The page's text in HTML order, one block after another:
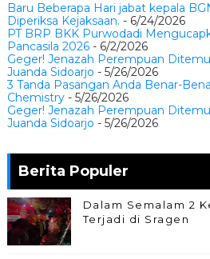
Baru Beberapa Hari jabat kepala
Diperiksa Kejaksaan. - 6/24/2026
PT BRP BKK Purwodadi
Pancasila 2026- 6/2/2026
Geger! Jenazah Perempuan
Juanda Sidoarjo - 5/26/2026
3 Tanda Pasangan Anda Benar-
Chemistry- 5/26/2026
Geger! Jenazah Perempuan
Juanda Sidoarjo - 5/26/2026
Berita Populer
Dalam Semalam 2
Terjadi di Sragen